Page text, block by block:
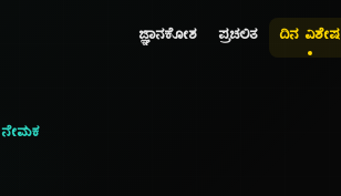
ಜ್ಞಾನಕೋಶ ಪ್ರಚಲಿತ ದಿನ ವಿಶೇಷ
ನೇಮಕ